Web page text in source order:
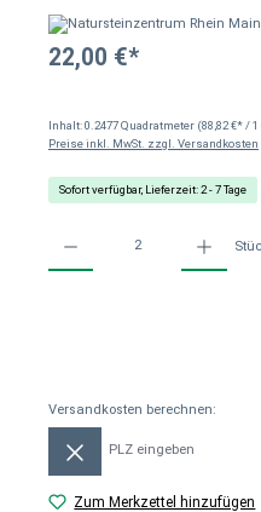
22,00 €*
Inhalt:0.2477 Quadratmeter (88,82 €* /
Preise inkl. MwSt. zzgl. Versandkosten
Sofort verfügbar, Lieferzeit: 2 - 7 Tage
Versandkosten berechnen:
Zum Merkzettel hinzufügen